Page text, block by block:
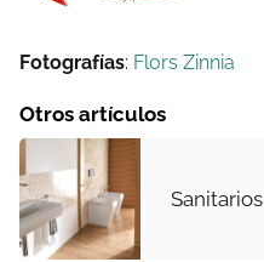
Fotografías: Flors Zinnia
Otros artículos